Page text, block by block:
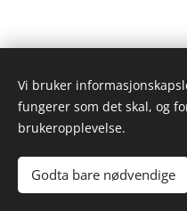
© 2023 Bjoråvika Kennel
Vi bruker
fungerer som det skal, og
brukeropplevelse.
Godta bare nødvendige